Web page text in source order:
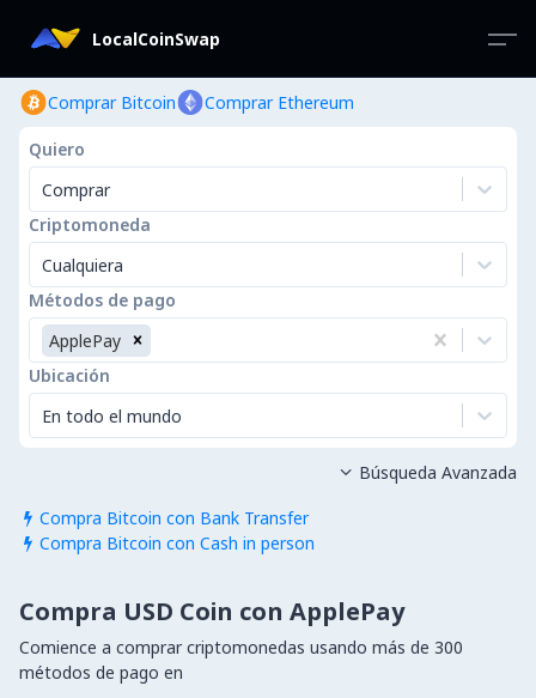
LocalCoinSwap
Comprar Bitcoin Comprar Ethereum
Quiero
Comprar
Criptomoneda
Cualquiera
Métodos de pago
ApplePay
Ubicación
En todo el mundo
 Compra Bitcoin con Bank Transfer
 Compra Bitcoin con Cash in person
 Búsqueda Avanzada
Compra USD Coin con ApplePay
Comience a comprar criptomonedas usando más de 300
métodos de pago en